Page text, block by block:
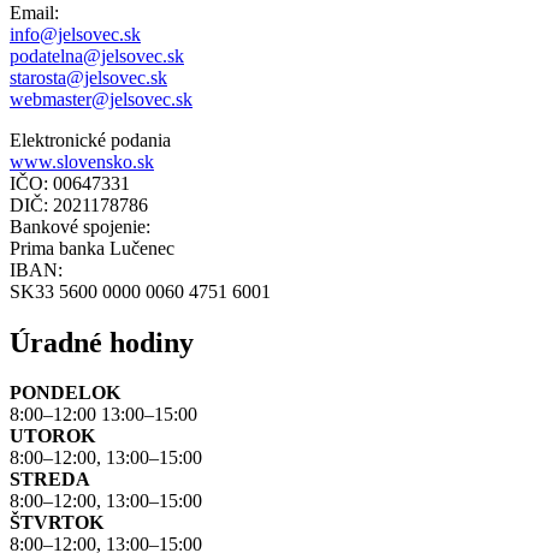
Email:
info@jelsovec.sk
podatelna@jelsovec.sk
starosta@jelsovec.sk
webmaster@jelsovec.sk
Elektronické podania
www.slovensko.sk
IČO: 00647331
DIČ: 2021178786
Bankové spojenie:
Prima banka Lučenec
IBAN:
SK33 5600 0000 0060 4751 6001
Úradné hodiny
PONDELOK
8:00–12:00 13:00–15:00
UTOROK
8:00–12:00, 13:00–15:00
STREDA
8:00–12:00, 13:00–15:00
ŠTVRTOK
8:00–12:00, 13:00–15:00